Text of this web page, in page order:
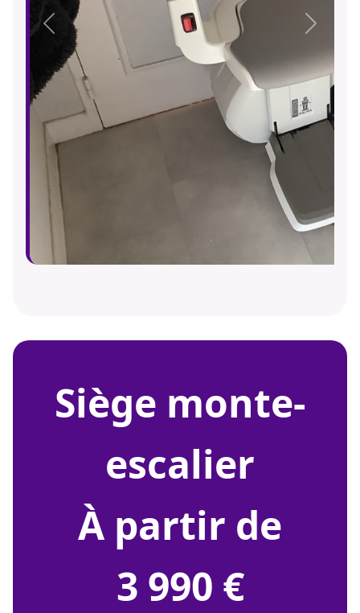
Précédent Suivant
siège monte-
escalier
À partir de
3 990 €